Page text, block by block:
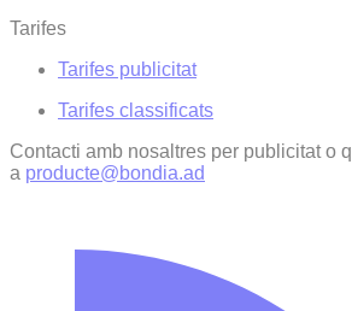
Tarifes
Tarifes publicitat
Tarifes classificats
Contacti amb nosaltres per publicitat o
a producte@bondia.ad